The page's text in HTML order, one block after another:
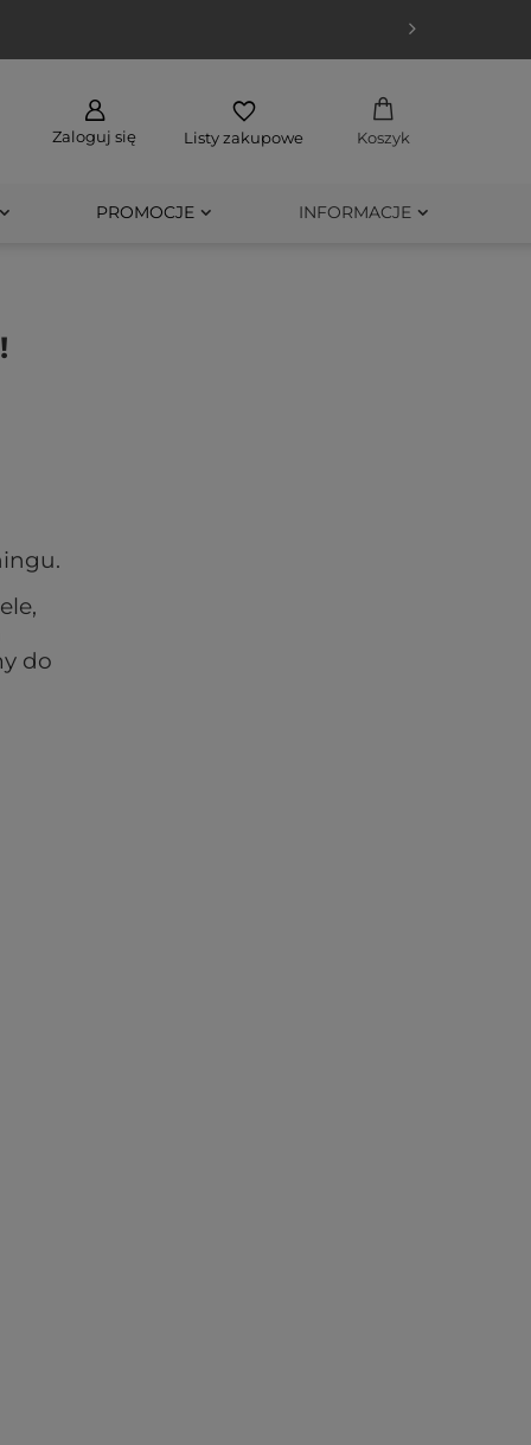
Zaloguj się Listy zakupowe Koszyk
PROMOCJE INFORMACJE
do